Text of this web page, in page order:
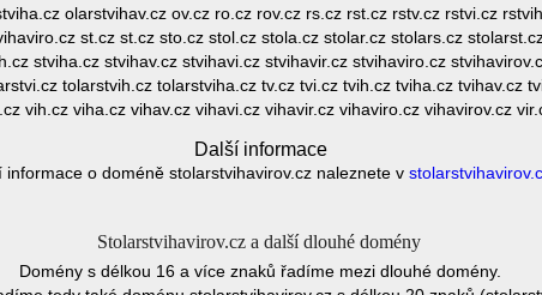
olarstvihav.cz ov.cz ro.cz rov.cz rs.cz rst.cz rstv.cz rstvi.cz
st.cz st.cz sto.cz stol.cz stola.cz stolar.cz stolars.cz
stviha.cz stvihav.cz stvihavi.cz stvihavir.cz stvihaviro.cz
tolarstvih.cz tolarstviha.cz tv.cz tvi.cz tvih.cz tviha.cz tvihav.cz
vih.cz viha.cz vihav.cz vihavi.cz vihavir.cz vihaviro.cz vihavirov.cz
Další informace
informace o doméně stolarstvihavirov.cz naleznete v
Stolarstvihavirov.cz a další dlouhé domény
Domény s délkou 16 a více znaků řadíme mezi dlouhé domény.